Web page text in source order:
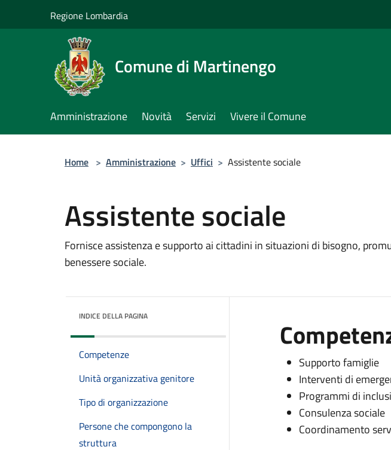
Regione Lombardia
Comune di Martinengo
Amministrazione Novità Servizi Vivere il Comune
Home > Amministrazione > Uffici > Assistente sociale
Assistente sociale
Fornisce assistenza e supporto ai cittadini in situazioni di bisogno,
benessere sociale.
INDICE DELLA PAGINA
Competenze
Unità organizzativa genitore
Tipo di organizzazione
Persone che compongono la
struttura
Supporto famiglie
Interventi di
Programmi di
Consulenza sociale
Coordinamento